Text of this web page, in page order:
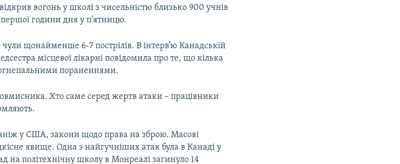
вогонь у школі з чисельністю близько 900 учнів
години дня у п’ятницю.
щонайменше 6-7 пострілів. В інтерв’ю Канадській
місцевої лікарні повідомила про те, що кілька
пораненнями.
Хто саме серед жертв атаки – працівники
у США, закони щодо права на зброю. Масові
явище. Одна з найгучніших атак була в Канаді у
на політехнічну школу в Монреалі загинуло 14